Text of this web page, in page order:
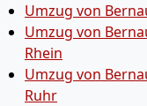
Umzug von
Umzug von
Rhein
Umzug von
Ruhr